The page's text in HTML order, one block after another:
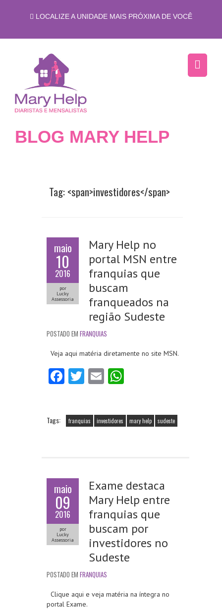
LOCALIZE A UNIDADE MAIS PRÓXIMA DE VOCÊ
BLOG MARY HELP
Tag: <span>investidores</span>
maio
10
2016
por
Lucky
Assessoria
Mary Help no
portal MSN entre
franquias que
buscam
franqueados na
região Sudeste
POSTADO EM FRANQUIAS
Veja aqui matéria diretamente no site MSN.
Fa
o
T
er
E
l A
Tags: franquias investidores mary help sudeste
maio
09
2016
por
Lucky
Assessoria
Exame destaca
Mary Help entre
franquias que
buscam por
investidores no
Sudeste
POSTADO EM FRANQUIAS
Clique aqui e veja matéria na íntegra no
portal Exame.